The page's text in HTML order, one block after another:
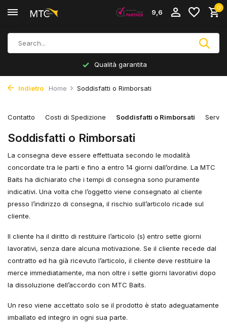
9,6
0
Qualità garantita
Indietro Home Soddisfatti o Rimborsati
Contatto Costi di Spedizione Soddisfatti o Rimborsati
Soddisfatti o Rimborsati
La consegna deve essere effettuata secondo le modalità
concordate tra le parti e fino a entro 14 giorni dall’ordine. La MTC
Baits ha dichiarato che i tempi di consegna sono puramente
indicativi. Una volta che l’oggetto viene consegnato al cliente
presso l’indirizzo di consegna, il rischio sull’articolo ricade sul
cliente.
Il cliente ha il diritto di restituire l’articolo (s) entro sette giorni
lavorativi, senza dare alcuna motivazione. Se il cliente recede dal
contratto ed ha già ricevuto l’articolo, il cliente deve restituire la
merce immediatamente, ma non oltre i sette giorni lavorativi dopo
la dissoluzione dell’accordo con MTC Baits.
Un reso viene accettato solo se il prodotto è stato adeguatamente
imballato ed integro in ogni sua parte.